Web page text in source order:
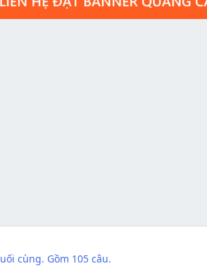
cùng. Gồm 105 câu.